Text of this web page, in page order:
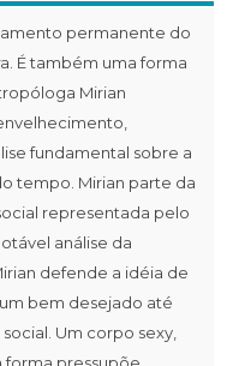
permanente do
É também uma forma
Mirian
fundamental sobre a
tempo. Mirian parte da
representada pelo
análise da
defende a idéia de
bem desejado até
Um corpo sexy,
forma pressupõe